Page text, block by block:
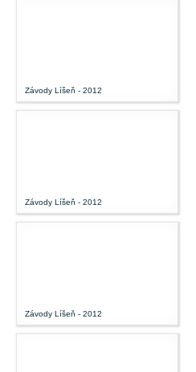
Závody Líšeň - 2012
Závody Líšeň - 2012
Závody Líšeň - 2012